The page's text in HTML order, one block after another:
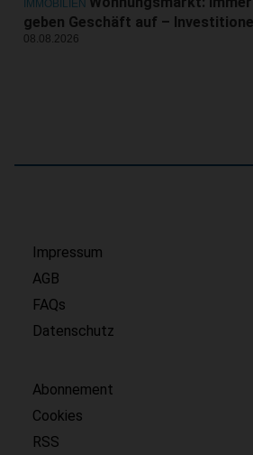
IMMOBILIEN
geben Geschäft auf –
08.08.2026
Impressum
AGB
FAQs
Datenschutz
Abonnement
Cookies
RSS